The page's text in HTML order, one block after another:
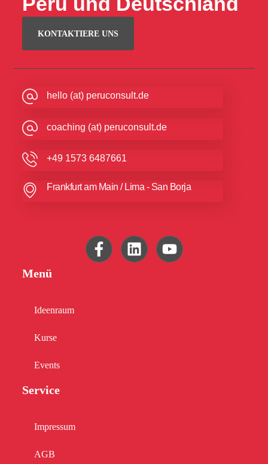
KONTAKTIERE UNS
hello (at) peruconsult.de
coaching (at) peruconsult.de
+49 1573 6487661
Frankfurt am Main / Lima - San Borja
Menü
Ideenraum
Kurse
Events
Service
Impressum
AGB